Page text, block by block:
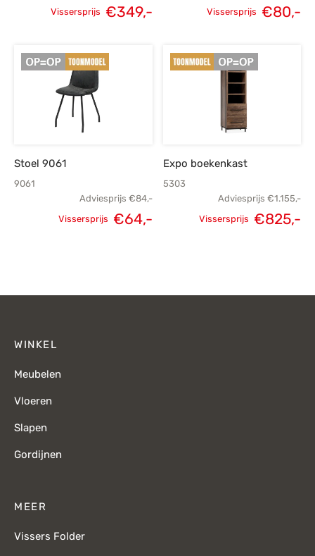
prijs was:
€449,-.
Vissersprijs €349,-
prijs is:
€349,-.
prijs was:
Vissersprijs €80,-
Stoel 9061
9061
Adviesprijs €84,-
Vissersprijs €64,-
Expo boekenkast
5303
Adviesprijs €1.155,-
Vissersprijs €825,-
WINKEL
Meubelen
Vloeren
Slapen
Gordijnen
MEER
Vissers Folder